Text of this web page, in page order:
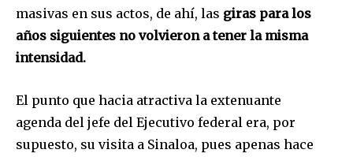
masivas en sus actos, de ahí, las giras para los
años siguientes no volvieron a tener la misma
intensidad.
El punto que hacia atractiva la extenuante
agenda del jefe del Ejecutivo federal era, por
supuesto, su visita a Sinaloa, pues apenas hace